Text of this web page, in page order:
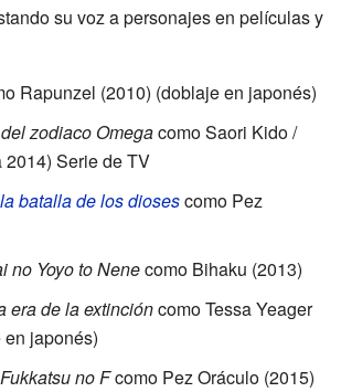
su voz a personajes en películas y
Rapunzel (2010) (doblaje en japonés)
zodiaco Omegacomo Saori Kido /
2014) Serie de TV
batalla de los diosescomo Pez
no Yoyo to Nenecomo Bihaku (2013)
era de la extincióncomo Tessa Yeager
japonés)
no Fcomo Pez Oráculo (2015)